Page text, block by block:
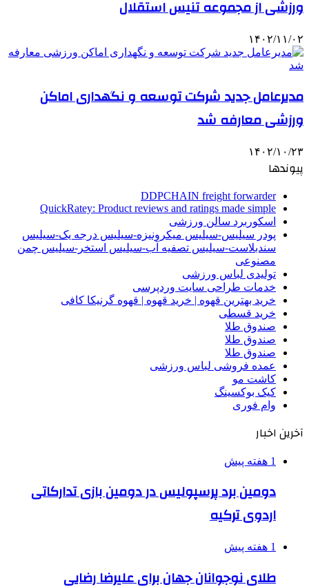
ورزشی از مجموعه تنیس استقلال
۱۴۰۲/۱۱/۰۲
مدیرعامل جدید شرکت توسعه و نگهداری اماکن
ورزشی معارفه شد
۱۴۰۲/۱۰/۲۳
پیوندها
DDPCHAIN freight forwarder
QuickRatey: Product reviews and ratings made simple
اسکوربرد سالن ورزشی
پودر سیلیس-سیلیس میکرونیزه-سیلیس درجه یک-سیلیس
سندبلاست-سیلیس تصفیه آب-سیلیس استخر-سیلیس چمن
مصنوعی
تولیدی لباس ورزشی
خدمات طراحی سایت وردپرسی
خرید بهترین قهوه | خرید قهوه | قهوه گرنیکا کافی
خرید قسطی
صندوق طلا
صندوق طلا
صندوق طلا
عمده فروشی لباس ورزشی
کاشت مو
کیک بوکسینگ
وام فوری
آخرین اخبار
1 هفته پیش
دومین برد پرسپولیس در دومین بازی تدارکاتی
اردوی ترکیه
1 هفته پیش
طلای نوجوانان جهان برای علیرضا رضایی